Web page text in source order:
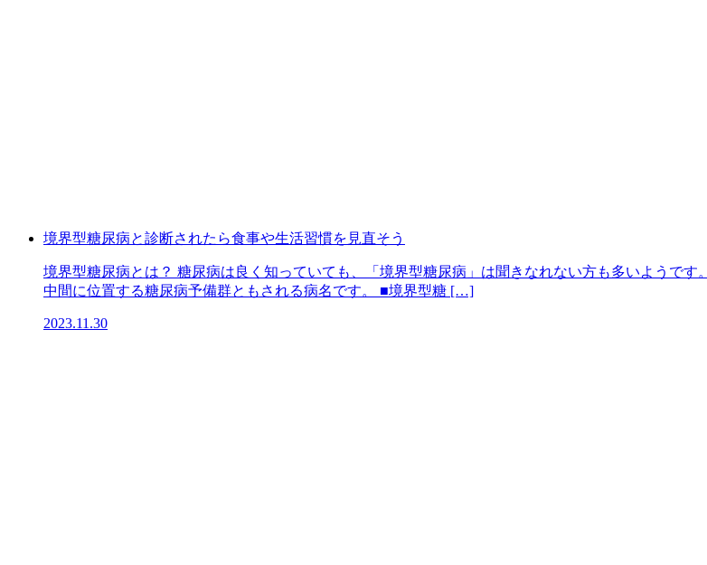
境界型糖尿病と診断されたら食事や生活習慣を見直そう
境界型糖尿病とは？ 糖尿病は良く知っていても、「境界型糖尿病」は聞きなれない方も多いようで
中間に位置する糖尿病予備群ともされる病名です。 ■境界型糖 […]
2023.11.30